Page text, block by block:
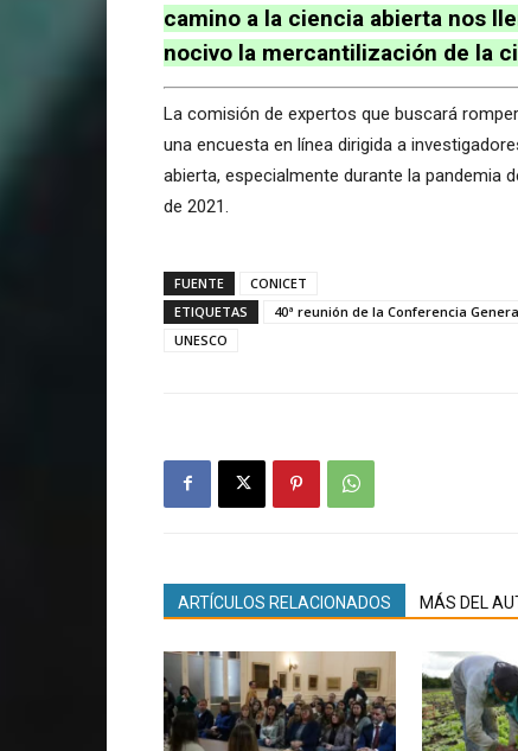
camino a la ciencia abierta nos
nocivo la mercantilización de la
La comisión de expertos que buscará
una encuesta en línea dirigida a
abierta, especialmente durante la pandemia
de 2021.
FUENTE
CONICET
ETIQUETAS
40ª reunión de la Conferencia
UNESCO
ARTÍCULOS RELACIONADOS MÁS DEL